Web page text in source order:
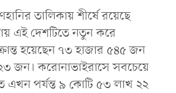
তালিকায় শীর্ষে রয়েছে
এই দেশটিতে নতুন করে
হয়েছেন ৭৩ হাজার ৫৪৫ জন
জন। করোনাভাইরাসে সবচেয়ে
এখন পর্যন্ত ৯ কোটি ৫৩ লাখ ২২